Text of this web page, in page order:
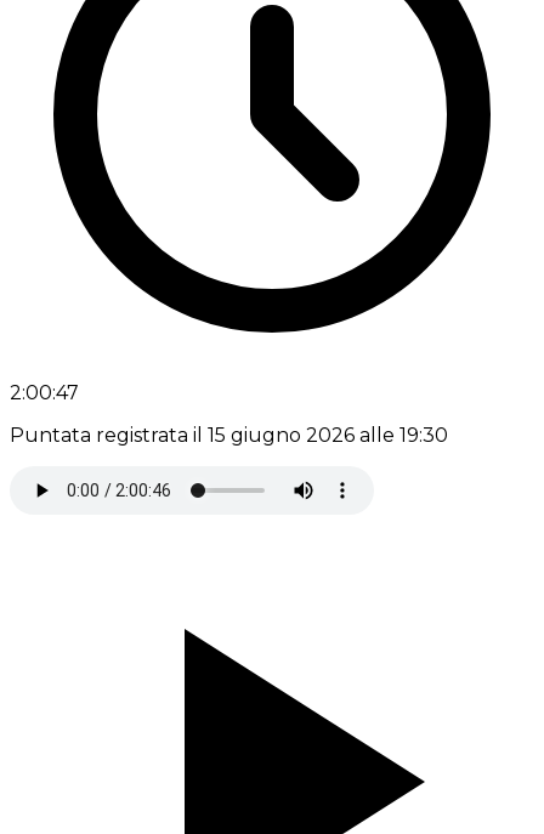
2:00:47
Puntata registrata il 15 giugno 2026 alle 19:30